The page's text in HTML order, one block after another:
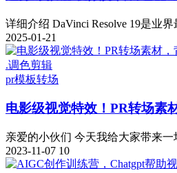
详细介绍 DaVinci Resolve 19是业
2025-01-21
.调色剪辑
pr模板转场
电影级视觉特效！PR转场素
亲爱的小伙们 今天我给大家带来
2023-11-07 10